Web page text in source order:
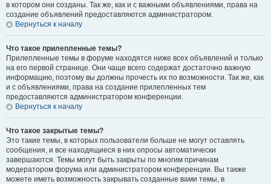
в котором они созданы. Так же, как и с важными объявлениями, права на
создание объявлений предоставляются администратором.
Вернуться к началу
Что такое прилепленные темы?
Прилепленные темы в форуме находятся ниже всех объявлений и только
на его первой странице. Они чаще всего содержат достаточно важную
информацию, поэтому вы должны прочесть их по возможности. Так же, как
и с объявлениями, права на создание прилепленных тем
предоставляются администратором конференции.
Вернуться к началу
Что такое закрытые темы?
Это такие темы, в которых пользователи больше не могут оставлять
сообщения, и все находящиеся в них опросы автоматически
завершаются. Темы могут быть закрыты по многим причинам
модератором форума или администратором конференции. Вы также
можете иметь возможность закрывать созданные вами темы, в